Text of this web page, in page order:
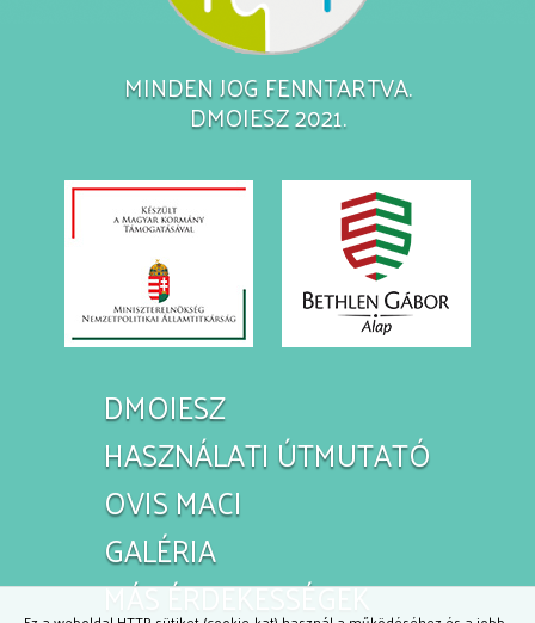
MINDEN JOG FENNTARTVA.
DMOIESZ 2021.
DMOIESZ
HASZNÁLATI ÚTMUTATÓ
OVIS MACI
GALÉRIA
MÁS ÉRDEKESSÉGEK